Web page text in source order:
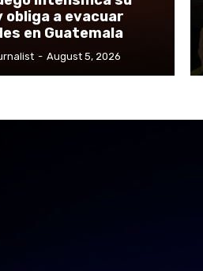
a evacuar
en Guatemala
- August 5, 2026